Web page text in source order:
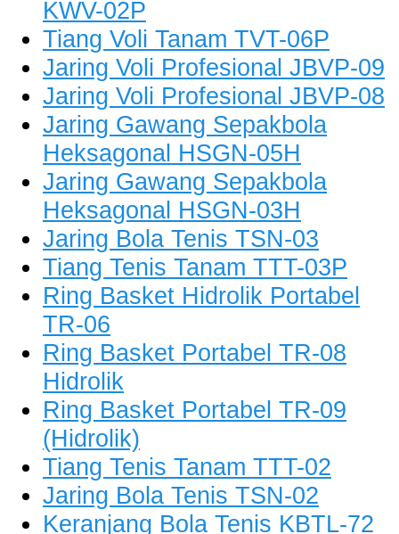
KWV-02P
Tiang Voli Tanam TVT-06P
Jaring Voli Profesional JBVP-09
Jaring Voli Profesional JBVP-08
Jaring Gawang Sepakbola
Heksagonal HSGN-05H
Jaring Gawang Sepakbola
Heksagonal HSGN-03H
Jaring Bola Tenis TSN-03
Tiang Tenis Tanam TTT-03P
Ring Basket Hidrolik Portabel
TR-06
Ring Basket Portabel TR-08
Hidrolik
Ring Basket Portabel TR-09
(Hidrolik)
Tiang Tenis Tanam TTT-02
Jaring Bola Tenis TSN-02
Keranjang Bola Tenis KBTL-72